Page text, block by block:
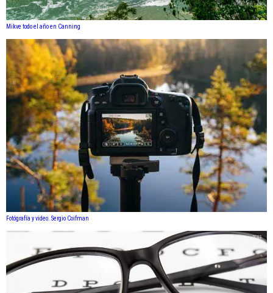
Mikve todo el año en Canning
Fotógrafía y video. Sergio Coifman